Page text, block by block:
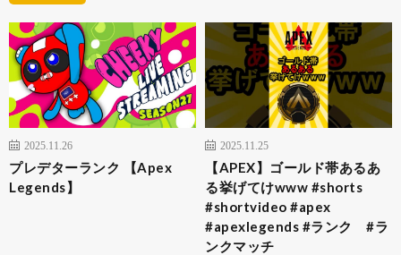
2025.11.26
プレデターランク 【Apex
Legends】
2025.11.25
【APEX】ゴールド帯あるあ
る挙げてけwww #shorts
#shortvideo #apex
#apexlegends #ランク #ラ
ンクマッチ